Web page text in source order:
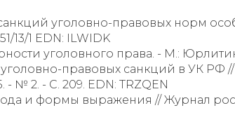
уголовно-правовых норм
13/1 EDN: ILWIDK
уголовного права. - М.:
уголовно-правовых санкций в УК РФ
- № 2. - С. 209. EDN: TRZQEN
и формы выражения // Журнал